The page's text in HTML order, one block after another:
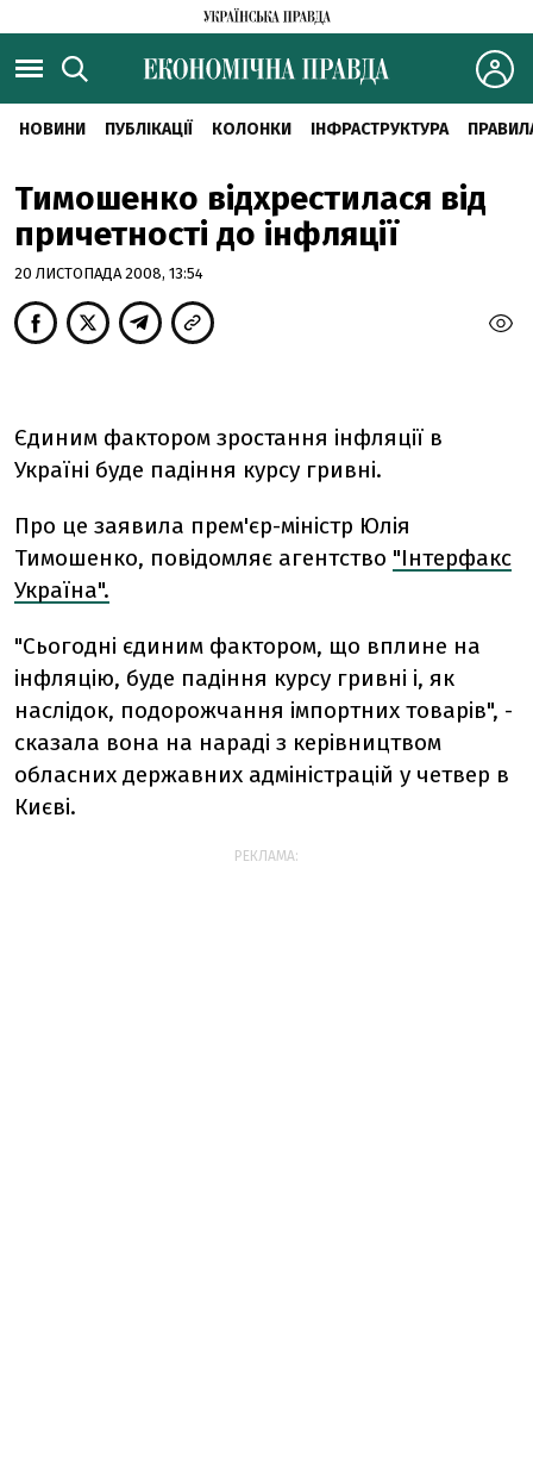
НОВИНИ ПУБЛІКАЦІЇ КОЛОНКИ ІНФРАСТРУКТУРА
Тимошенко відхрестилася від
причетності до інфляції
20 ЛИСТОПАДА 2008, 13:54
Єдиним фактором зростання інфляції в
Україні буде падіння курсу гривні.
Про це заявила прем'єр-міністр Юлія
Тимошенко, повідомляє агентство "Інтерфакс
Україна".
"Сьогодні єдиним фактором, що вплине на
інфляцію, буде падіння курсу гривні і, як
наслідок, подорожчання імпортних товарів", -
сказала вона на нараді з керівництвом
обласних державних адміністрацій у четвер в
Києві.
РЕКЛАМА: